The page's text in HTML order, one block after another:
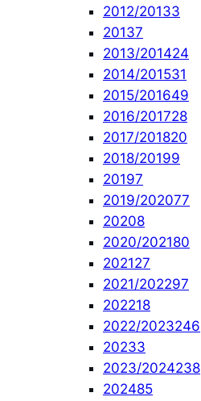
2012/20133
20137
2013/201424
2014/201531
2015/201649
2016/201728
2017/201820
2018/20199
20197
2019/202077
20208
2020/202180
202127
2021/202297
202218
2022/2023246
20233
2023/2024238
202485